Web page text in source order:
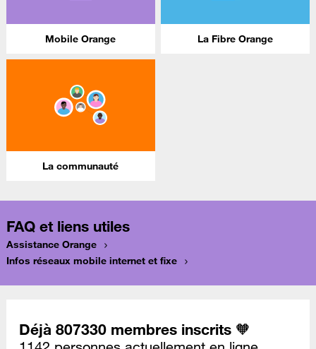
Mobile Orange La Fibre Orange
La communauté
FAQ et liens utiles
Assistance Orange
Infos réseaux mobile internet et fixe
Déjà 807330 membres inscrits 🧡